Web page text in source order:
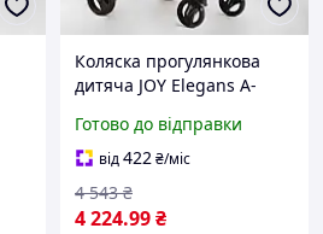
Коляска прогулянкова
дитяча JOY Elegans A-
ручкою, чохлом на ніжки
та підсклянником
Готово до відправки
від422₴/міс
4 224.99₴
4 543 ₴